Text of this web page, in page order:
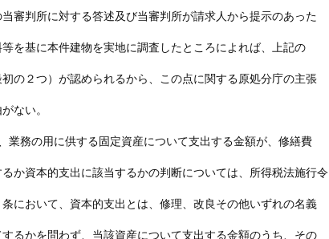
判所に対する答述及び当審判所が請求人から提示のあった
基に本件建物を実地に調査したところによれば、上記の
２つ）が認められるから、この点に関する原処分庁の主張
ない。
務の用に供する固定資産について支出する金額が、修繕費
資本的支出に該当するかの判断については、所得税法施行令
おいて、資本的支出とは、修理、改良その他いずれの名義
かを問わず、当該資産について支出する金額のうち、その